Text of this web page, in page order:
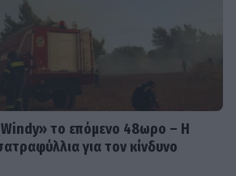
το επόμενο 48ωρο – Η
για τον κίνδυνο